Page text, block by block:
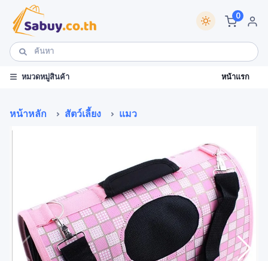
0
หมวดหมู่สินค้า หน้าแรก
หน้าหลัก สัตว์เลี้ยง แมว